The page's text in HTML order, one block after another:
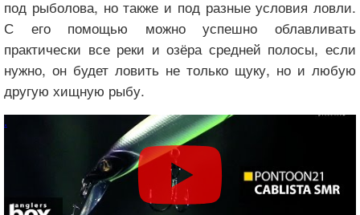
под рыболова, но также и под разные условия ловли.
С его помощью можно успешно облавливать
практически все реки и озёра средней полосы, если
нужно, он будет ловить не только щуку, но и любую
другую хищную рыбу.